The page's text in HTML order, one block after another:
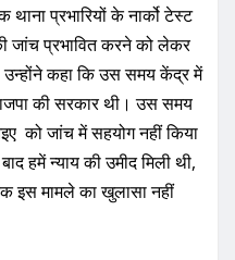
प्रभारियों के नार्को टेस्ट
जांच प्रभावित करने को लेकर
उन्होंने कहा कि उस समय केंद्र में
की सरकार थी। उस समय
को जांच में सहयोग नहीं किया
हमें न्याय की उमीद मिली थी,
इस मामले का खुलासा नहीं